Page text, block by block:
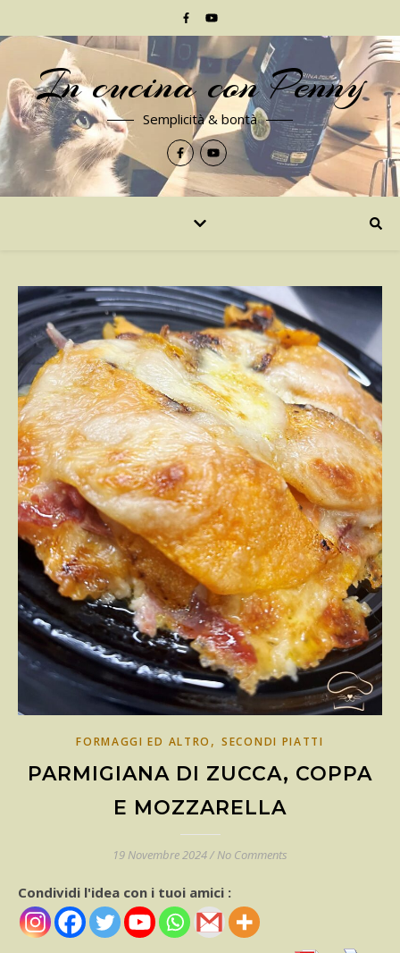
In cucina con Penny
Semplicità & bontà
FORMAGGI ED ALTRO ,SECONDI PIATTI
PARMIGIANA DI ZUCCA, COPPA
E MOZZARELLA
19 Novembre 2024/ No Comments
Condividi l'idea con i tuoi amici :